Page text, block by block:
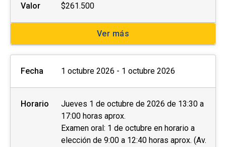
Valor $261.500
Ver más
Fecha 1 octubre 2026 - 1 octubre 2026
Horario
Jueves 1 de octubre de 2026 de 13:30 a
17:00 horas aprox.
Examen oral: 1 de octubre en horario a
elección de 9:00 a 12:40 horas aprox. (Av.